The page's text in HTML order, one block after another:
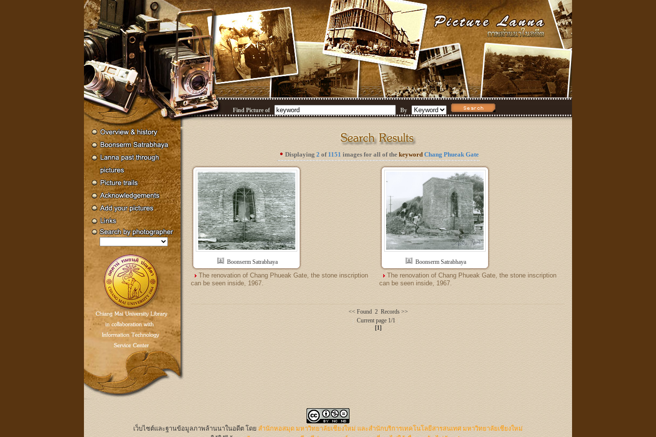
Find Picture of By
Displaying 2 of 1151 images for all of the keyword Chang Phueak Gate
Boonserm Satrabhaya
The renovation of Chang Phueak Gate, the stone inscription
can be seen inside, 1967.
Boonserm Satrabhaya
The renovation of Chang Phueak Gate, the stone inscription
can be seen inside, 1967.
<< Found 2 Records >>
Current page 1/1
[1]
เว็บไซต์และฐานข้อมูลภาพล้านนาในอดีต โดย สำนักหอสมุด มหาวิทยาลัยเชียงใหม่ และสำนักบริการเทคโนโลยีสารสนเทศ มหาวิทยาลัยเชียงใหม่